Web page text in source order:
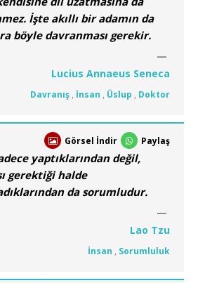
İşte akıllı bir adamın da
böyle davranması gerekir.
Lucius Annaeus Seneca
Davranış , İnsan , Üslup , Doktor
Görsel İndir Paylaş
yaptıklarından değil,
gerektiği halde
da sorumludur.
Lao Tzu
İnsan , Sorumluluk